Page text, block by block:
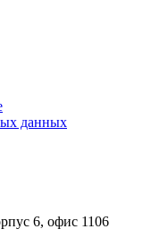
данных
6, офис 1106